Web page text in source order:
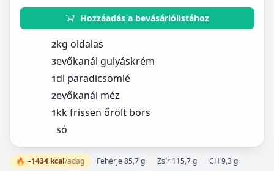
Hozzáadás a bevásárlólistához
2kg oldalas
3evőkanál gulyáskrém
1dl paradicsomlé
2evőkanál méz
1kk frissen őrölt bors
só
🔥 ~1434 kcal/adag Fehérje 85,7 g Zsír 115,7 g
CH 9,3 g